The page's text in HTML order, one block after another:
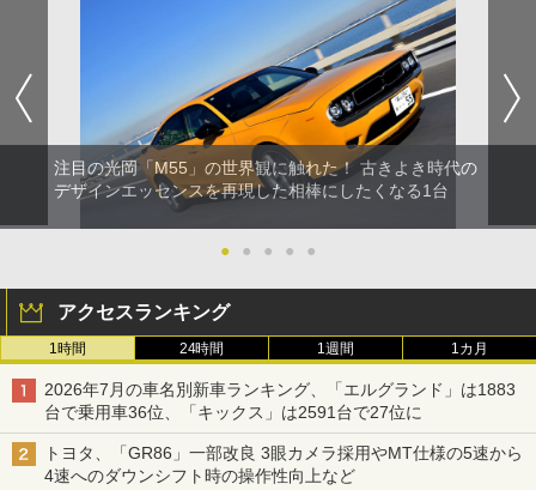
注目の光岡「M55」の世界観に触れた！ 古きよき時代の
デザインエッセンスを再現した相棒にしたくなる1台
● ● ● ● ●
アクセスランキング
1時間 24時間 1週間 1カ月
2026年7月の車名別新車ランキング、「エルグランド」は1883
台で乗用車36位、「キックス」は2591台で27位に
トヨタ、「GR86」一部改良 3眼カメラ採用やMT仕様の5速から
4速へのダウンシフト時の操作性向上など